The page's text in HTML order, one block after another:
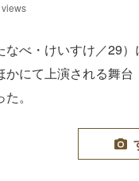
views
なべ・けいすけ／29
かにて上演される舞
。